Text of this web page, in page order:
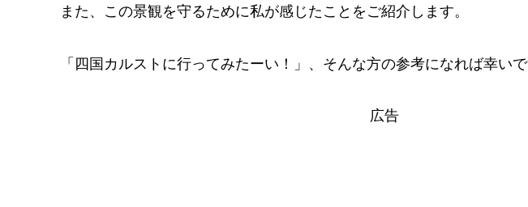
また、この景観を守るために私が感じたことをご紹介します。
「四国カルストに行ってみたーい！」、そんな方の参考になれば幸いで
広告